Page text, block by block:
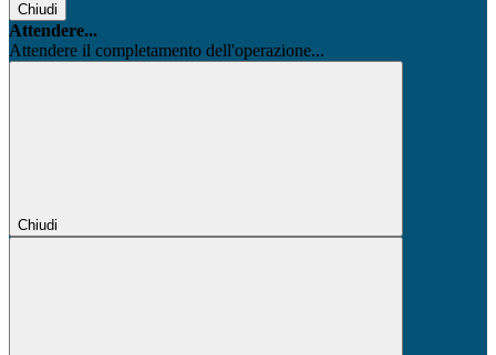
Chiudi
Attendere...
Attendere il completamento dell'operazione...
Chiudi